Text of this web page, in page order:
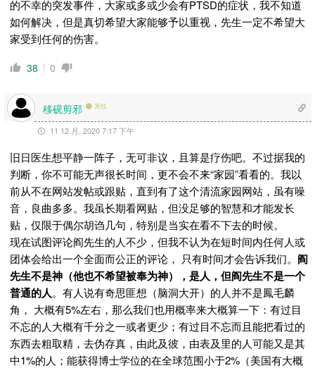
的不幸的突发事件，大家或多或少会有PTSD的症状，我不知道
如何解决，但是真切希望大家能够予以重视，先生一定不希望大
家受到任何的伤害。
38 0
移砚剪邪 离线
11 12 月, 2020 7:17 下午
旧日医生想平静一阵子，无可非议，且算是疗伤吧。不过据我的
判断，你不可能无声很长时间，更不会不来“家园”看看的。我以
前从不在网站发帖或跟贴，直到有了这个清流家园网站，虽有噪
音，良曲多多。我虽长期看网贴，但没足够的智慧和才能发长
贴，仅限于偶尔胡诌几句，特别是当实在看不下去的时候。
现在试图评论阎先生的人不少，但我不认为在短时间内任何人或
团体会给出一个全面而公正的评论， 只有时间才会告诉我们。 阎
先生不是神（他也不希望被奉为神），是人，但阎先生不是一个
普通的人。有人说有奇思匪想（脑洞大开）的人并不是鳳毛麟
角， 大概有5%左右，那么我们也用概率来大概算一下：有过目
不忘的人大概有千分之一或者更少；有过目不忘而且能把看过的
东西去粗取精，去伪存真，由此及彼，由表及里的人可能又是其
中1%的人；能获得博士学位的在全球范围小于2%（美国有大概